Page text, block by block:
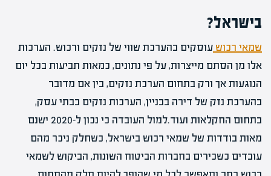
בישראל?
שמאי רכוש עוסקים בהערכת שווי של נזקים ורכוש. הערכות
אלו מן הסתם מייצרות, על פי נתונים, כמאות תביעות בכל יום
הנוגעות אך ורק בתחום הערכת נזקים, בין אם מדובר
בהערכת נזק של דירה בבניין, הערכות נזקים בבתי עסק,
בתחום החקלאות ועוד.למול העובדה כי נכון ל-2020 ישנם
מאות בודדות של שמאי רכוש בישראל, כשחלק ניכר מהם
עובדים כשכירים בחברות הביטוח השונות, הביקוש לשמאי